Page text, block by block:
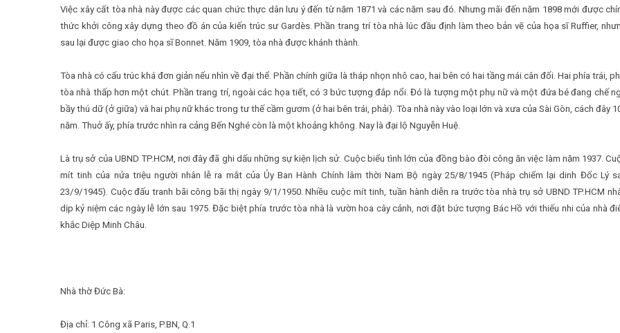
Việc xây cất tòa nhà này được các quan chức thực dân lưu ý đến từ năm 1871 và các năm sau đó. Nhưng mãi đến năm 1898 mới được
thức khởi công xây dựng theo đồ án của kiến trúc sư Gardès. Phần trang trí tòa nhà lúc đầu định làm theo bản vẽ của họa sĩ Ruffier,
sau lại được giao cho họa sĩ Bonnet. Năm 1909, tòa nhà được khánh thành.
Tòa nhà có cấu trúc khá đơn giản nếu nhìn về đại thể. Phần chính giữa là tháp nhọn nhô cao, hai bên có hai tầng mái cân đối. Hai phía trái,
tòa nhà thấp hơn một chút. Phần trang trí, ngoài các họa tiết, có 3 bức tượng đắp nổi. Đó là tượng một phụ nữ và một đứa bé đang chế
bầy thú dữ (ở giữa) và hai phụ nữ khác trong tư thế cầm gươm (ở hai bên trái, phải). Tòa nhà này vào loại lớn và xưa của Sài Gòn, cách đây
năm. Thuở ấy, phía trước nhìn ra cảng Bến Nghé còn là một khoảng không. Nay là đại lộ Nguyễn Huệ.
Là trụ sở của UBND TP.HCM, nơi đây đã ghi dấu những sự kiện lịch sử. Cuộc biểu tình lớn của đồng bào đòi công ăn việc làm năm 1937.
mít tinh của nửa triệu người nhân lễ ra mắt của Ủy Ban Hành Chính lâm thời Nam Bộ ngày 25/8/1945 (Pháp chiếm lại dinh Đốc Lý
23/9/1945). Cuộc đấu tranh bãi công bãi thị ngày 9/1/1950. Nhiều cuộc mít tinh, tuần hành diễn ra trước tòa nhà trụ sở UBND TP.HCM
dịp kỷ niệm các ngày lễ lớn sau 1975. Đặc biệt phía trước tòa nhà là vườn hoa cây cảnh, nơi đặt bức tượng Bác Hồ với thiếu nhi của nhà
khắc Diệp Minh Châu.
Nhà thờ Đức Bà:
Địa chỉ: 1 Công xã Paris, P.BN, Q.1